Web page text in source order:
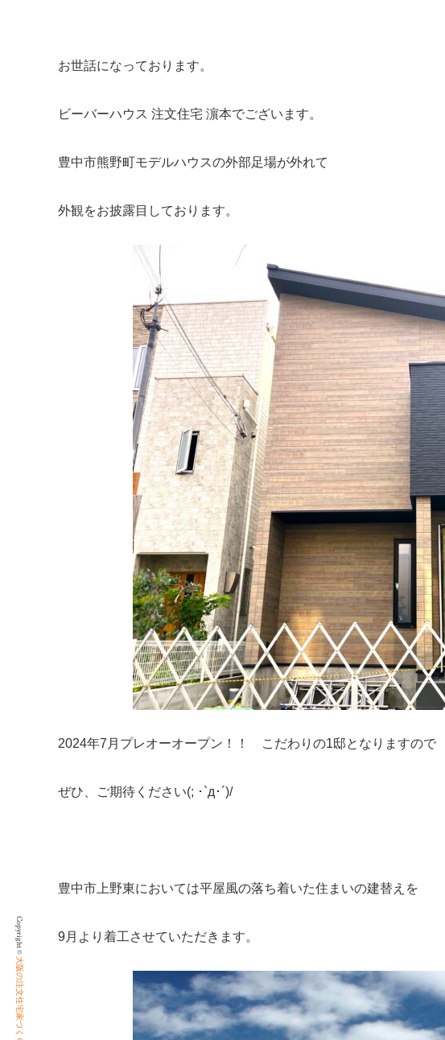
お世話になっております。
ビーバーハウス 注文住宅 濵本でございます。
豊中市熊野町モデルハウスの外部足場が外れて
外観をお披露目しております。
2024年7月プレオーオープン！！ こだわりの1邸となりますので
ぜひ、ご期待ください(; ･`д･´)/
豊中市上野東においては平屋風の落ち着いた住まいの建替えを
9月より着工させていただきます。
Copyright ©